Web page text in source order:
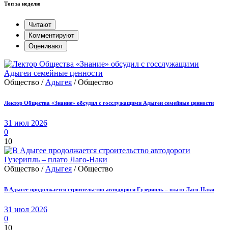
Топ за неделю
Читают
Комментируют
Оценивают
Общество / Адыгея / Общество
Лектор Общества «Знание» обсудил с госслужащими Адыгеи семейные ценности
31 июл 2026
0
10
Общество / Адыгея / Общество
В Адыгее продолжается строительство автодороги Гузерипль – плато Лаго-Наки
31 июл 2026
0
10